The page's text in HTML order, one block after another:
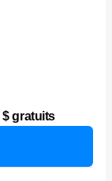
$ gratuits